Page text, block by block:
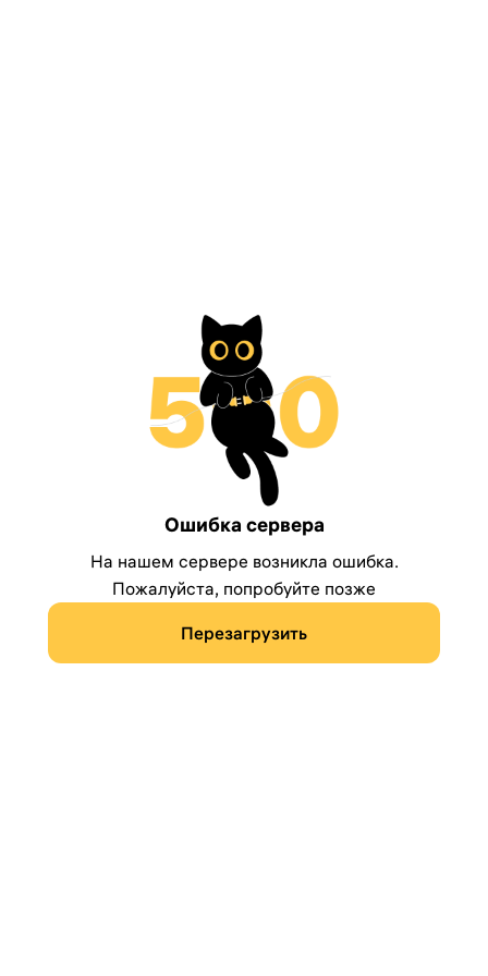
Ошибка сервера
На нашем сервере возникла ошибка.
Пожалуйста, попробуйте позже
Перезагрузить